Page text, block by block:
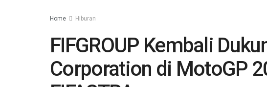
Home Hiburan
FIFGROUP Kembali
Corporation di MotoGP